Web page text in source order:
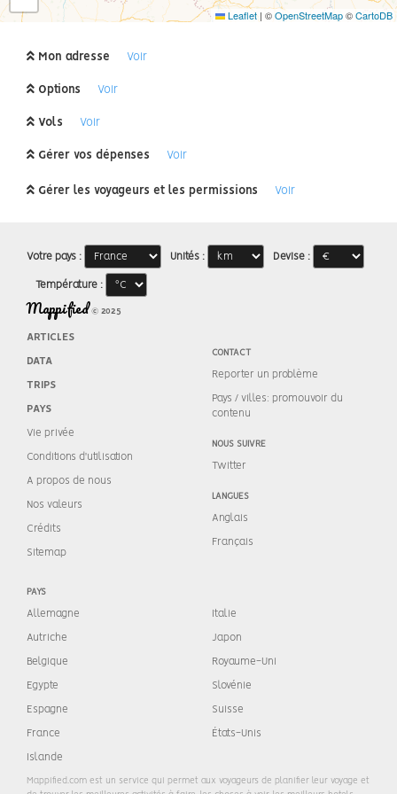
Leaflet | ©OpenStreetMap©CartoDB
Mon adresse Voir
Options Voir
Vols Voir
Gérer vos dépenses Voir
Gérer les voyageurs et les permissions Voir
Votre pays : Unités : Devise :
Température :
Mappified© 2025
ARTICLES
DATA
TRIPS
PAYS
Vie privée
Conditions d'utilisation
A propos de nous
Nos valeurs
Crédits
Sitemap
CONTACT
Reporter un problème
Pays / villes: promouvoir du
contenu
NOUS SUIVRE
Twitter
LANGUES
Anglais
Français
PAYS
Allemagne
Autriche
Belgique
Egypte
Espagne
France
Islande
Italie
Japon
Royaume-Uni
Slovénie
Suisse
États-Unis
Mappified.com est un service qui permet aux voyageurs de planifier leur voyage et